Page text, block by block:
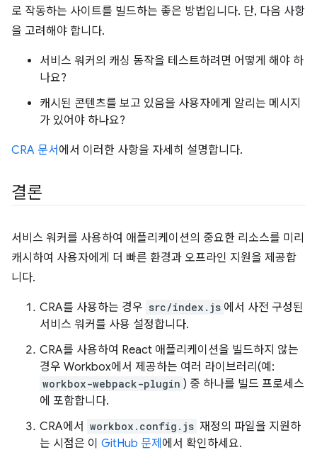
로 작동하는 사이트를 빌드하는 좋은 방법입니다. 단, 다음 사항
을 고려해야 합니다.
서비스 워커의 캐싱 동작을 테스트하려면 어떻게 해야 하
나요?
캐시된 콘텐츠를 보고 있음을 사용자에게 알리는 메시지
가 있어야 하나요?
CRA 문서 에서 이러한 사항을 자세히 설명합니다.
결론
서비스 워커를 사용하여 애플리케이션의 중요한 리소스를 미리
캐시하여 사용자에게 더 빠른 환경과 오프라인 지원을 제공합
니다.
CRA를 사용하는 경우 src/index.js 에서 사전 구성된
서비스 워커를 사용 설정합니다.
CRA를 사용하여 React 애플리케이션을 빌드하지 않는
경우 Workbox에서 제공하는 여러 라이브러리(예:
workbox-webpack-plugin ) 중 하나를 빌드 프로세스
에 포함합니다.
CRA에서 workbox.config.js 재정의 파일을 지원하
는 시점은 이 GitHub 문제 에서 확인하세요.